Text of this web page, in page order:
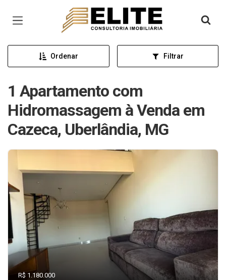
Página inicial
Ordenar Filtrar
1 Apartamento com
Hidromassagem à Venda em
Cazeca, Uberlândia, MG
R$ 1.180.000